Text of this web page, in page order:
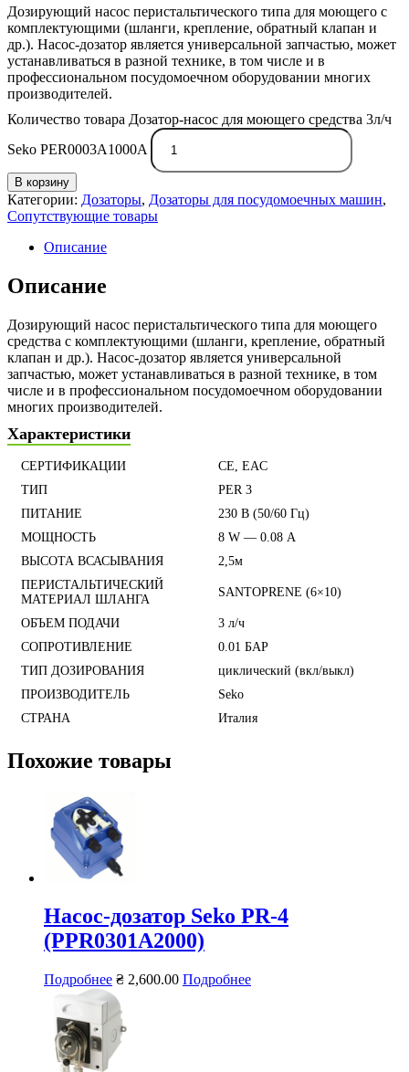
Дозирующий насос перистальтического типа для моющего с
комплектующими (шланги, крепление, обратный клапан и
др.). Насос-дозатор является универсальной запчастью, может
устанавливаться в разной технике, в том числе и в
профессиональном посудомоечном оборудовании многих
производителей.
Количество товара Дозатор-насос для моющего средства 3л/ч
Seko PER0003A1000A
В корзину
Категории: Дозаторы, Дозаторы для посудомоечных машин,
Сопутствующие товары
Описание
Описание
Дозирующий насос перистальтического типа для моющего
средства с комплектующими (шланги, крепление, обратный
клапан и др.). Насос-дозатор является универсальной
запчастью, может устанавливаться в разной технике, в том
числе и в профессиональном посудомоечном оборудовании
многих производителей.
Характеристики
СЕРТИФИКАЦИИ
CE, EAC
ТИП
PER 3
ПИТАНИЕ
230 В (50/60 Гц)
МОЩНОСТЬ
8 W — 0.08 А
ВЫСОТА ВСАСЫВАНИЯ
2,5м
ПЕРИСТАЛЬТИЧЕСКИЙ
МАТЕРИАЛ ШЛАНГА
SANTOPRENE (6×10)
ОБЪЕМ ПОДАЧИ
3 л/ч
СОПРОТИВЛЕНИЕ
0.01 БАР
ТИП ДОЗИРОВАНИЯ
циклический (вкл/выкл)
ПРОИЗВОДИТЕЛЬ
Seko
СТРАНА
Италия
Похожие товары
Насос-дозатор Seko PR-4
(PPR0301А2000)
Подробнее ₴ 2,600.00 Подробнее